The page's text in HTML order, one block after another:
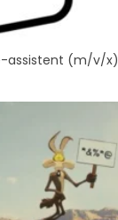
assistent (m/v/x)